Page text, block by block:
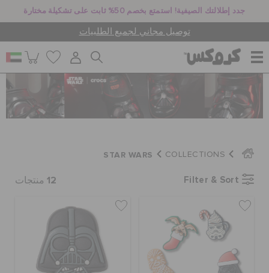
جدد إطلالتك الصيفية! استمتع بخصم 50% ثابت على تشكيلة مختارة
توصيل مجاني لجميع الطلبيات
للنساء
أطفال
جيبيتز تشارمز
كروكس لمكان العمل
COLLECTIONS
STAR WARS
Filter & Sort
12 منتجات